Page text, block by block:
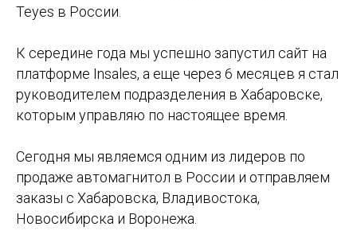
Teyes в России.
К середине года мы успешно запустил сайт на
платформе Insales, а еще через 6 месяцев я стал
руководителем подразделения в Хабаровске,
которым управляю по настоящее время.
Сегодня мы являемся одним из лидеров по
продаже автомагнитол в России и отправляем
заказы с Хабаровска, Владивостока,
Новосибирска и Воронежа.